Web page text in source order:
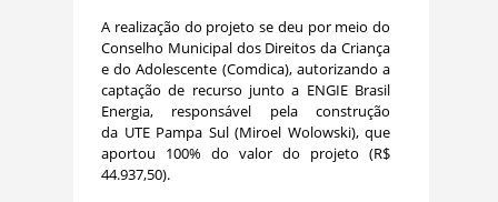
A realização do projeto se deu por meio do
Conselho Municipal dos Direitos da Criança
e do Adolescente (Comdica), autorizando a
captação de recurso junto a ENGIE Brasil
Energia, responsável pela construção
da UTE Pampa Sul (Miroel Wolowski), que
aportou 100% do valor do projeto (R$
44.937,50).